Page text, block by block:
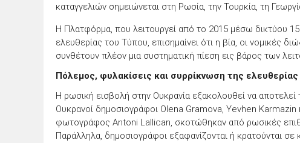
καταγγελιών σημειώνεται στη Ρωσία, την Τουρκία, τη
Η Πλατφόρμα, που λειτουργεί από το 2015 μέσω δικτύου
ελευθερίας του Τύπου, επισημαίνει ότι η βία, οι νομικές
συνθέτουν πλέον μια συστηματική πίεση εις βάρος των
Πόλεμος, φυλακίσεις και συρρίκνωση της ελευθερίας
Η ρωσική εισβολή στην Ουκρανία εξακολουθεί να
Ουκρανοί δημοσιογράφοι Olena Gramova, Yevhen
φωτογράφος Antoni Lallican, σκοτώθηκαν από ρωσικές
Παράλληλα, δημοσιογράφοι εξαφανίζονται ή κρατούνται